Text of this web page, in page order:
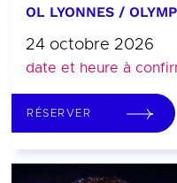
OL LYONNES /
24 octobre 2026
date et heure à
RÉSERVER